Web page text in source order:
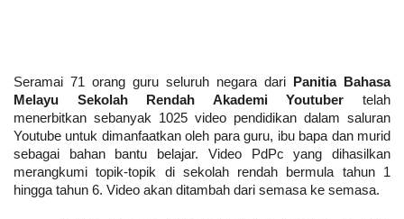
Seramai 71 orang guru seluruh negara dari
Panitia Bahasa
Melayu Sekolah Rendah Akademi Youtuber telah
menerbitkan sebanyak 1025 video pendidikan dalam saluran
Youtube untuk dimanfaatkan oleh para guru, ibu bapa dan murid
sebagai bahan bantu belajar. Video PdPc yang dihasilkan
merangkumi topik-topik di sekolah rendah bermula tahun 1
hingga tahun 6. Video akan ditambah dari semasa ke semasa.